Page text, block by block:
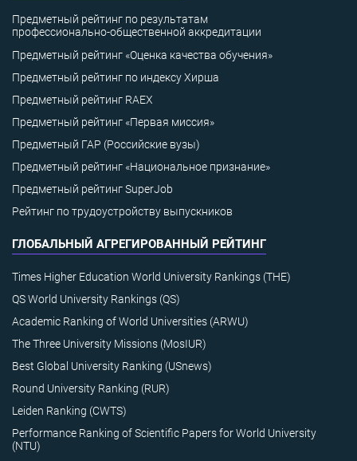
Предметный рейтинг по результатам
профессионально-общественной аккредитации
Предметный рейтинг «Оценка качества обучения»
Предметный рейтинг по индексу Хирша
Предметный рейтинг RAEX
Предметный рейтинг «Первая миссия»
Предметный ГАР (Российские вузы)
Предметный рейтинг «Национальное признание»
Предметный рейтинг SuperJob
Рейтинг по трудоустройству выпускников
ГЛОБАЛЬНЫЙ АГРЕГИРОВАННЫЙ РЕЙТИНГ
Times Higher Education World University Rankings (THE)
QS World University Rankings (QS)
Academic Ranking of World Universities (ARWU)
The Three University Missions (MosIUR)
Best Global University Ranking (USnews)
Round University Ranking (RUR)
Leiden Ranking (CWTS)
Performance Ranking of Scientific Papers for World University
(NTU)